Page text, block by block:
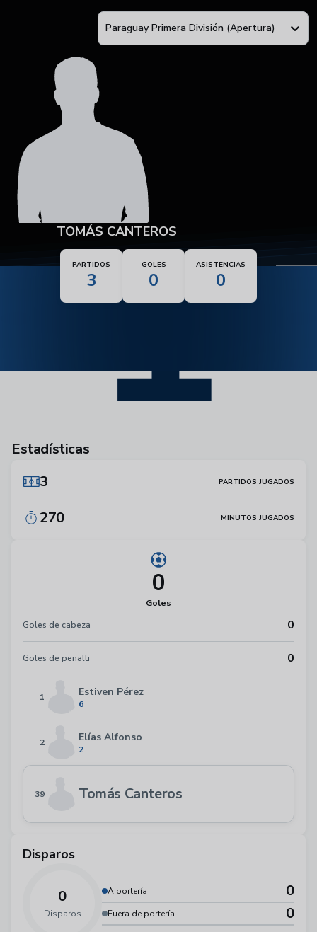
Paraguay Primera División (Apertura)
1
TOMÁS CANTEROS
PARTIDOS
3
GOLES
0
ASISTENCIAS
0
Estadísticas
3
PARTIDOS JUGADOS
270 MINUTOS JUGADOS
0
Goles
Goles de cabeza
0
Goles de penalti 0
1 Estiven Pérez
6
2 Elías Alfonso
2
39 Tomás Canteros
Disparos
0
Disparos
A portería 0
Fuera de portería 0